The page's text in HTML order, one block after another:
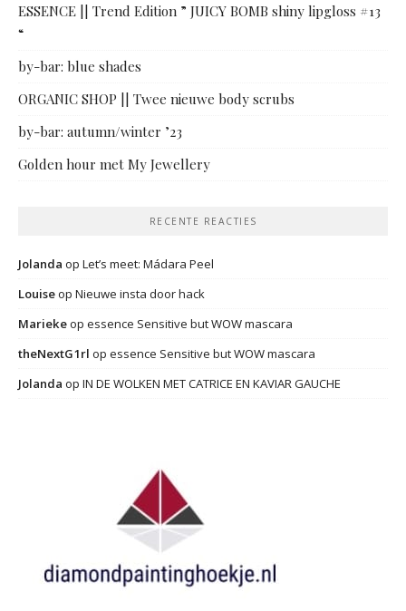
ESSENCE || Trend Edition ” JUICY BOMB shiny lipgloss #13
“
by-bar: blue shades
ORGANIC SHOP || Twee nieuwe body scrubs
by-bar: autumn/winter ’23
Golden hour met My Jewellery
RECENTE REACTIES
Jolanda op Let’s meet: Mádara Peel
Louiseop Nieuwe insta door hack
Mariekeop essence Sensitive but WOW mascara
theNextG1rl op essence Sensitive but WOW mascara
Jolanda op IN DE WOLKEN MET CATRICE EN KAVIAR GAUCHE